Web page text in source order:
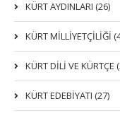
KÜRT AYDINLARI (26)
KÜRT MİLLİYETÇİLİĞİ
KÜRT DİLİ VE KÜRTÇE
KÜRT EDEBİYATI (27)